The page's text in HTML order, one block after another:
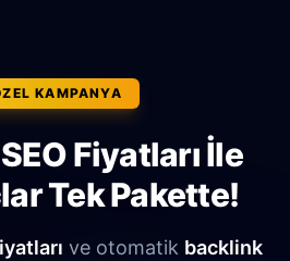
KAMPANYA
Fiyatları İle
Tek Pakette!
ve otomatik backlink